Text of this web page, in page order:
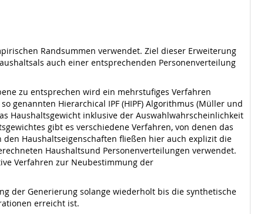
Randsummen verwendet. Ziel dieser Erweiterung
auch einer entsprechenden Personenverteilung
zu entsprechen wird ein mehrstufiges Verfahren
genannten Hierarchical IPF (HIPF) Algorithmus (Müller und
Haushaltsgewicht inklusive der Auswahlwahrscheinlichkeit
gibt es verschiedene Verfahren, von denen das
Haushaltseigenschaften fließen hier auch explizit die
Haushaltsund Personenverteilungen verwendet.
Verfahren zur Neubestimmung der
der Generierung solange wiederholt bis die synthetische
erreicht ist.